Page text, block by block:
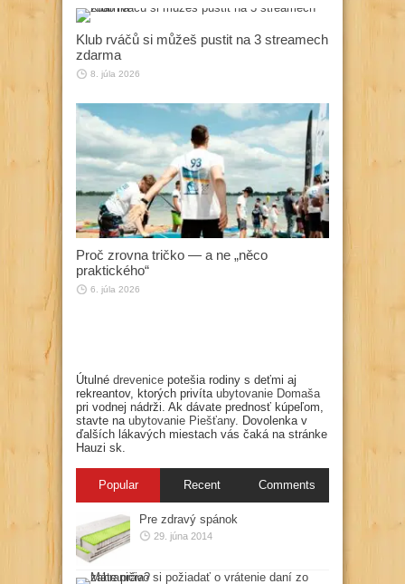
Klub rváčů si můžeš pustit na 3 streamech
zdarma
8. júla 2026
Proč zrovna tričko — a ne „něco
praktického“
6. júla 2026
Útulné drevenice potešia rodiny s deťmi aj
rekreantov, ktorých privíta ubytovanie Domaša
pri vodnej nádrži. Ak dávate prednosť kúpeľom,
stavte na ubytovanie Piešťany. Dovolenka v
ďalších lákavých miestach vás čaká na stránke
Hauzi sk.
Popular Recent Comments
Pre zdravý spánok
29. júna 2014